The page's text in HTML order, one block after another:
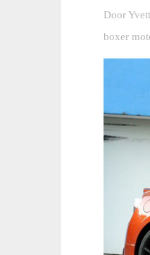
Door
boxer